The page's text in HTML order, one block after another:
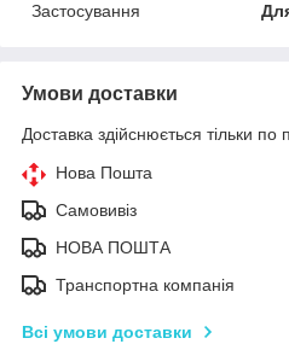
Застосування
Умови доставки
Доставка здійснюється тільки по
Нова Пошта
Самовивіз
НОВА ПОШТА
Транспортна компанія
Всі умови доставки